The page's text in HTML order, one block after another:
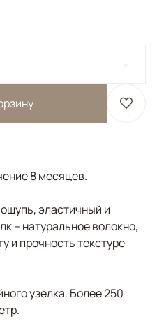
8 месяцев.
эластичный и
– натуральное волокно,
и прочность текстуре
узелка. Более 250